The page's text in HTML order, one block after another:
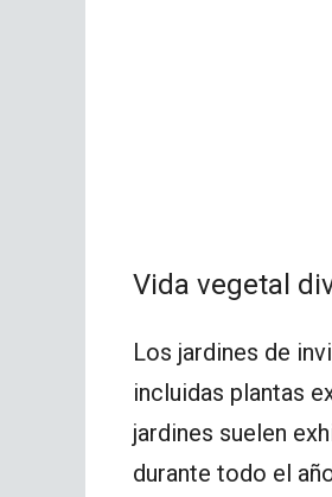
Vida vegetal
Los jardines de
incluidas plantas
jardines suelen
durante todo el